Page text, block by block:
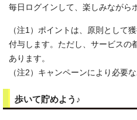
毎日ログインして、楽しみながら
（注1）ポイントは、原則として
付与します。ただし、サービスの
あります。
（注2）キャンペーンにより必要
歩いて貯めよう♪